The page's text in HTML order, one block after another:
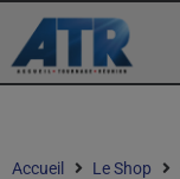
Accueil Le Shop